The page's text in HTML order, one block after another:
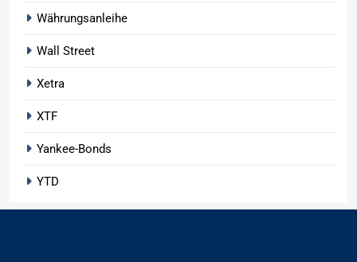
Währungsanleihe
Wall Street
Xetra
XTF
Yankee-Bonds
YTD